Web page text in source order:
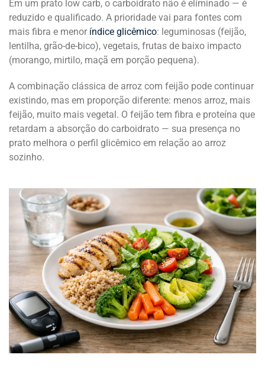
Em um prato low carb, o carboidrato não é eliminado — é
reduzido e qualificado. A prioridade vai para fontes com
mais fibra e menor índice glicêmico: leguminosas (feijão,
lentilha, grão-de-bico), vegetais, frutas de baixo impacto
(morango, mirtilo, maçã em porção pequena).
A combinação clássica de arroz com feijão pode continuar
existindo, mas em proporção diferente: menos arroz, mais
feijão, muito mais vegetal. O feijão tem fibra e proteína que
retardam a absorção do carboidrato — sua presença no
prato melhora o perfil glicêmico em relação ao arroz
sozinho.